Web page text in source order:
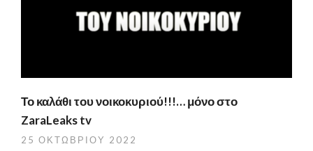
Το καλάθι του νοικοκυριού!!!… μόνο στο
ZaraLeaks tv
25 ΟΚΤΩΒΡΊΟΥ 2022